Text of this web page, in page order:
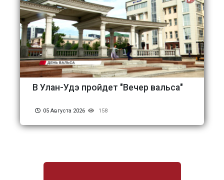
В Улан-Удэ пройдет "Вечер вальса"
05 Августа 2026 158